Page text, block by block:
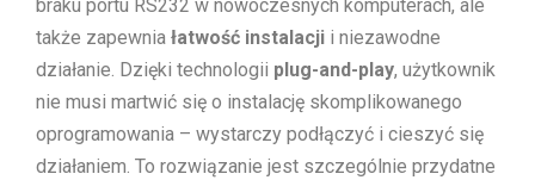
braku portu RS232 w nowoczesnych komputerach, ale
także zapewnia łatwość instalacji i niezawodne
działanie. Dzięki technologii plug-and-play, użytkownik
nie musi martwić się o instalację skomplikowanego
oprogramowania – wystarczy podłączyć i cieszyć się
działaniem. To rozwiązanie jest szczególnie przydatne